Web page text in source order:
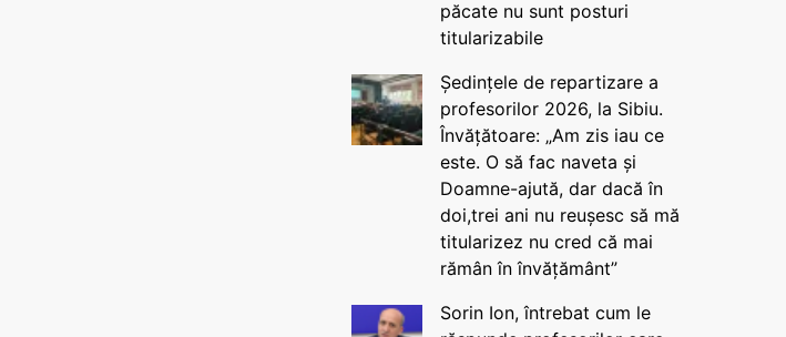
păcate nu sunt posturi
titularizabile
Ședințele de repartizare a
profesorilor 2026, la Sibiu.
Învățătoare: „Am zis iau ce
este. O să fac naveta și
Doamne-ajută, dar dacă în
doi,trei ani nu reușesc să mă
titularizez nu cred că mai
rămân în învățământ”
Sorin Ion, întrebat cum le